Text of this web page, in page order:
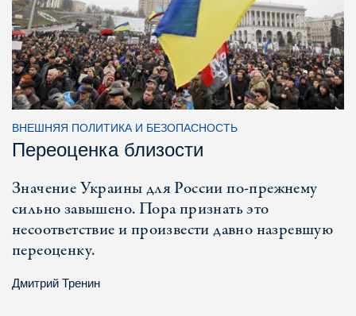
ВНЕШНЯЯ ПОЛИТИКА И БЕЗОПАСНОСТЬ
Переоценка близости
Значение Украины для России по-прежнему
сильно завышено. Пора признать это
несоответствие и произвести давно назревшую
переоценку.
Дмитрий Тренин